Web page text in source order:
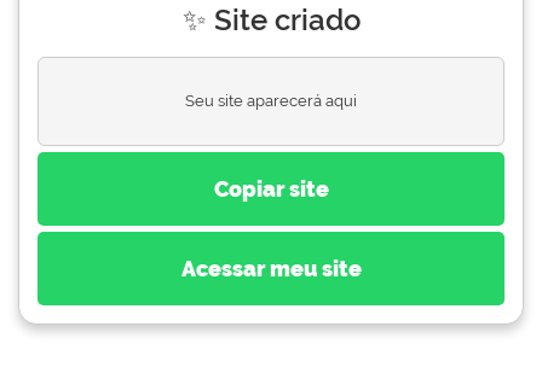
✨ Site criado
Seu site aparecerá aqui
Copiar site
Acessar meu site